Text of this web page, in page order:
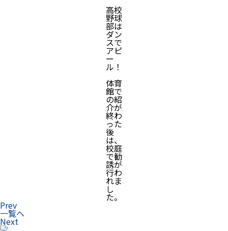
高校
野球
部は
ダン
スで
アピ
ー
ル！
体育
館で
の紹
介が
終わ
った
後
は、
校庭
で勧
誘が
行わ
れま
し
た。
Prev
一覧へ
Next